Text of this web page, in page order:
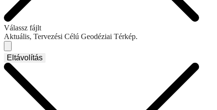
Válassz fájlt
Aktuális, Tervezési Célú Geodéziai Térkép.
Eltávolítás